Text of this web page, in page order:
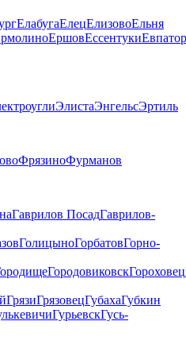
ЕлабугаЕлецЕлизовоЕльня
ЕршовЕссентуки
ЭлистаЭнгельсЭртиль
ФрязиноФурманов
Гаврилов ПосадГаврилов-
ГолицыноГорбатовГорно-
ГородовиковскГороховец
ГрязиГрязовецГубахаГубкин
ГурьевскГусь-